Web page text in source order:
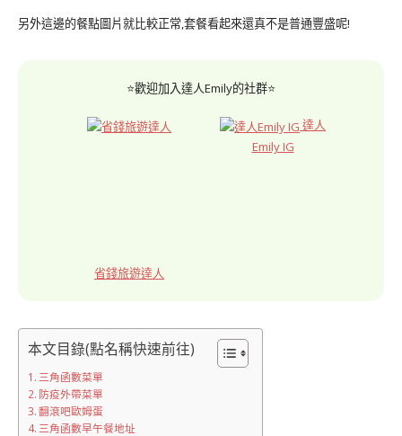
另外這邊的餐點圖片就比較正常,套餐看起來還真不是普通豐盛呢!
⭐歡迎加入達人Emily的社群⭐
省錢旅遊達人
達人
Emily IG
本文目錄(點名稱快速前往)
三角函數菜單
防疫外帶菜單
翻滾吧歐姆蛋
三角函數早午餐地址